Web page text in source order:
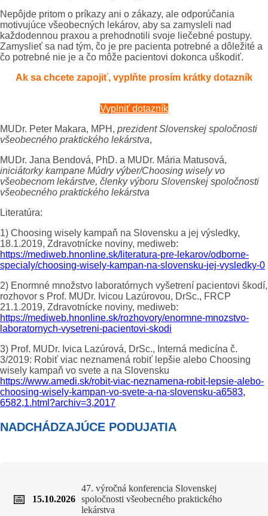
Nepôjde pritom o príkazy ani o zákazy, ale odporúčania
motivujúce všeobecných lekárov, aby sa zamysleli nad
každodennou praxou a prehodnotili svoje liečebné postupy.
Zamyslieť sa nad tým, čo je pre pacienta potrebné a dôležité a
čo potrebné nie je a čo môže pacientovi dokonca uškodiť.
Ak sa chcete zapojiť, vyplňte prosím krátky dotazník
Vyplniť dotazník
MUDr. Peter Makara, MPH, prezident Slovenskej spoločnosti
všeobecného praktického lekárstva,
MUDr. Jana Bendová, PhD. a MUDr. Mária Matusová,
iniciátorky kampane Múdry výber/Choosing wisely vo
všeobecnom lekárstve, členky výboru Slovenskej spoločnosti
všeobecného praktického lekárstva
Literatúra:
1) Choosing wisely kampaň na Slovensku a jej výsledky,
18.1.2019, Zdravotnícke noviny, mediweb:
https://mediweb.hnonline.sk/literatura-pre-lekarov/odborne-
specialy/choosing-wisely-kampan-na-slovensku-jej-vysledky-0
2) Enormné množstvo laboratórnych vyšetrení pacientovi škodí,
rozhovor s Prof. MUDr. Ivicou Lazúrovou, DrSc., FRCP
21.1.2019, Zdravotnícke noviny, mediweb:
https://mediweb.hnonline.sk/rozhovory/enormne-mnozstvo-
laboratornych-vysetreni-pacientovi-skodi
3) Prof. MUDr. Ivica Lazúrová, DrSc., Interná medicína č.
3/2019: Robiť viac neznamená robiť lepšie alebo Choosing
wisely kampaň vo svete a na Slovensku
https://www.amedi.sk/robit-viac-neznamena-robit-lepsie-alebo-
choosing-wisely-kampan-vo-svete-a-na-slovensku-a6583,
6582,1.html?archiv=3,2017
NADCHÁDZAJÚCE PODUJATIA
📅 15.10.2026
47. výročná konferencia Slovenskej
spoločnosti všeobecného praktického
lekárstva